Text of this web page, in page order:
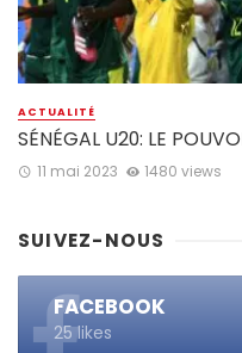
ACTUALITÉ
SÉNÉGAL U20: LE
11 mai 2023 1480 views
SUIVEZ-NOUS
FACEBOOK
25 likes